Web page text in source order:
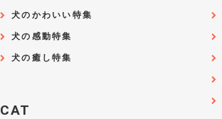
犬のかわいい特集
犬の感動特集
犬の癒し特集
CAT